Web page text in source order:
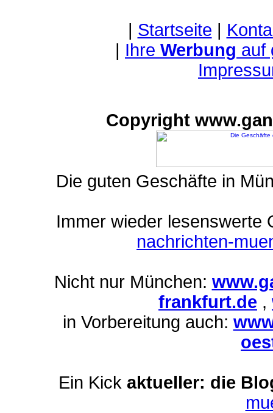
| Startseite |
| Ihre Werbung auf
Copyright
Die guten Geschäfte in
Immer wieder lesenswerte
nachrichten-
Nicht nur München:
frankfurt.de ,
in Vorbereitung auch:
Ein Kick aktueller: die